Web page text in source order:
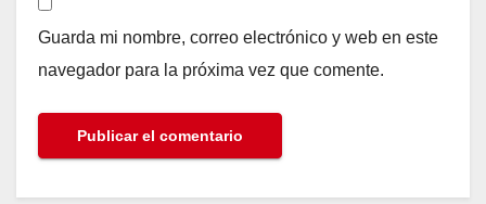
Guarda mi nombre, correo electrónico y web en este
navegador para la próxima vez que comente.